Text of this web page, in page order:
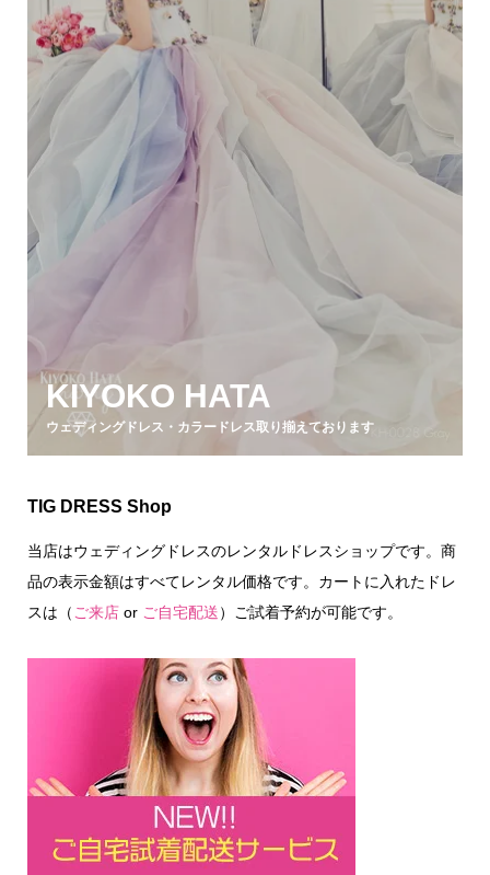
KIYOKO HATA
ウェディングドレス・カラードレス取り揃えております
TIG DRESS Shop
当店はウェディングドレスのレンタルドレスショップです。商
品の表示金額はすべてレンタル価格です。カートに入れたドレ
スは（ご来店or ご自宅配送）ご試着予約が可能です。